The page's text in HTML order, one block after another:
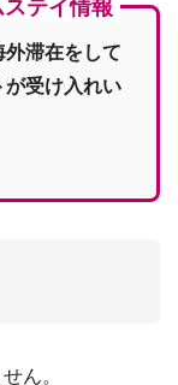
テイ情報
滞在をして
が受け入れい
ん。